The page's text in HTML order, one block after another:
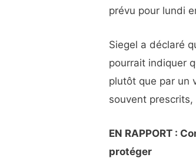
prévu pour lundi
Siegel a déclaré
pourrait indiquer
plutôt que par un
souvent
EN RAPPORT :
protéger